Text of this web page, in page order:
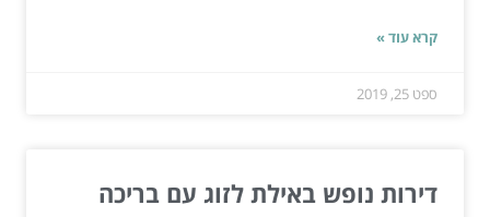
קרא עוד »
ספט 25, 2019
דירות נופש באילת לזוג עם בריכה